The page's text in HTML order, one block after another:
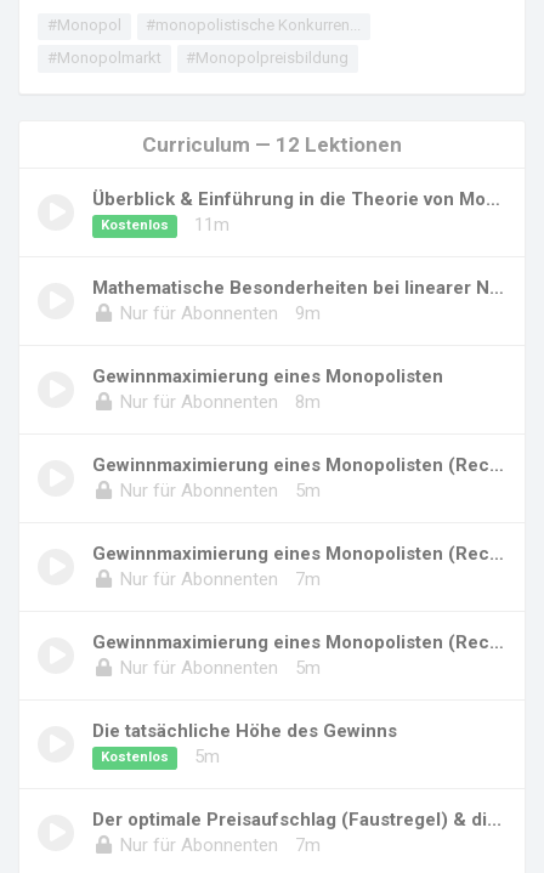
#Monopol
#monopolistische Konkurren...
#Monopolmarkt
#Monopolpreisbildung
Curriculum — 12 Lektionen
Überblick & Einführung in die Theorie von Mon...
Kostenlos 11m
Mathematische Besonderheiten bei linearer Nac...
Nur für Abonnenten
9m
Gewinnmaximierung eines Monopolisten
Nur für Abonnenten
8m
Gewinnmaximierung eines Monopolisten (Rechenb...
Nur für Abonnenten
5m
Gewinnmaximierung eines Monopolisten (Rechenb...
Nur für Abonnenten
7m
Gewinnmaximierung eines Monopolisten (Rechenb...
Nur für Abonnenten
5m
Die tatsächliche Höhe des Gewinns
Kostenlos 5m
Der optimale Preisaufschlag (Faustregel) & di...
Nur für Abonnenten
7m